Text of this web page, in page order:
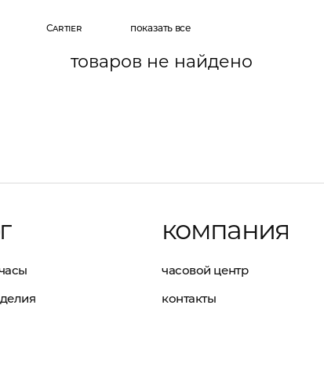
Cartier показать все
товаров не найдено
компания
часовой центр
контакты